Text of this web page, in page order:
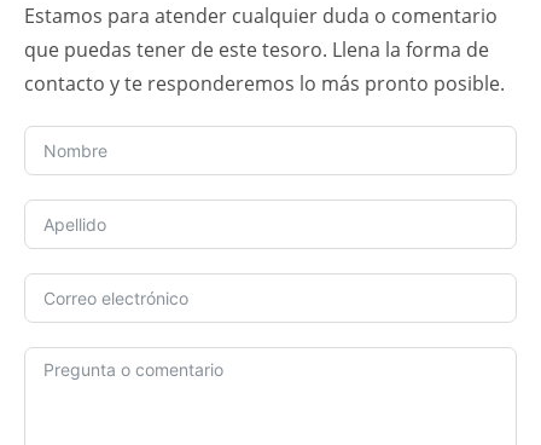
Estamos para atender cualquier duda o comentario
que puedas tener de este tesoro. Llena la forma de
contacto y te responderemos lo más pronto posible.